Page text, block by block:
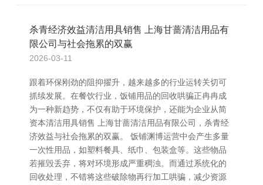
杀青经济效益清洁用具销售 上海甘蔷清洁用品有
限公司与社会拖累的双赢
2026-03-11
跟着环保刚劲的阻抑擢升，越来越多的行业运转关切可
抓续发展。在餐饮行业，饭铺用品的回收哄骗正冉冉成
为一种新趋势，不仅有助于环境保护，还能为企业从简
资本清洁用具销售 上海甘蔷清洁用品有限公司，杀青经
济效益与社会拖累的双赢。 饭铺渊博运营中会产生多量
一次性用品，如塑料餐具、纸巾、包装盒等。这些物品
若摧毁丢弃，将对环境形成严重稠浊。而通过系统化的
回收处理，不错将这些破除物再行加工哄骗，减少资源